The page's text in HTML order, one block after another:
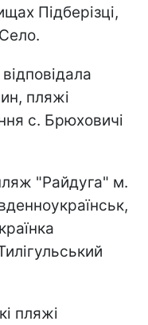
Підберізці,
пляжі
с. Брюховичі
"Райдуга" м.
пляжі